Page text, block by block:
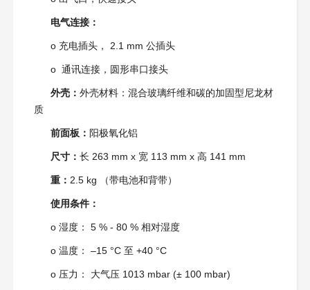
电气连接：
o 充电插头， 2.1 mm 公插头
o 通讯连接，圆形串口接头
外壳： 外壳材料：混合玻璃纤维和碳的加固型尼龙材
质
前面板： 阳极氧化铝
尺寸： 长 263 mm x 宽 113 mm x 高 141 mm
重： 2.5 kg （带电池和背带）
使用条件：
o 湿度： 5 % - 80 % 相对湿度
o 温度： –15 °C 至 +40 °C
o 压力： 大气压 1013 mbar (± 100 mbar)